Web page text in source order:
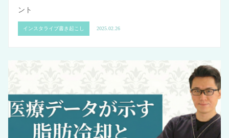
ント
インスタライブ書き起こし 2025.02.26